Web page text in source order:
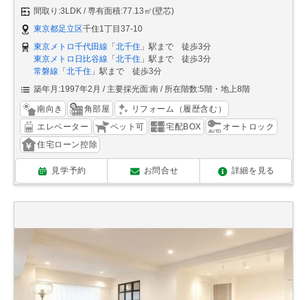
間取り:3LDK
専有面積:77.13㎡(壁芯)
東京都足立区千住1丁目37-10
東京メトロ千代田線 「 北千住 」駅まで 徒歩3分
東京メトロ日比谷線 「 北千住 」駅まで 徒歩3分
常磐線 「 北千住 」駅まで 徒歩3分
築年月:1997年2月
主要採光面:南 所在階数:5階・地上8階
南向き 角部屋
リフォーム（履歴含む）
エレベーター
ペット可 宅配BOX
オートロック
住宅ローン控除
見学予約 お問合せ 詳細を見る